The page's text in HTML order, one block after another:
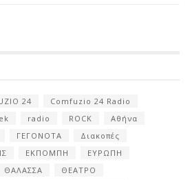
24
Comfuzio 24 Radio
radio ROCK
Αθήνα
ΓΕΓΟΝΟΤΑ
Διακοπές
ΕΚΠΟΜΠΗ
ΕΥΡΩΠΗ
ΘΑΛΑΣΣΑ
ΘΕΑΤΡΟ